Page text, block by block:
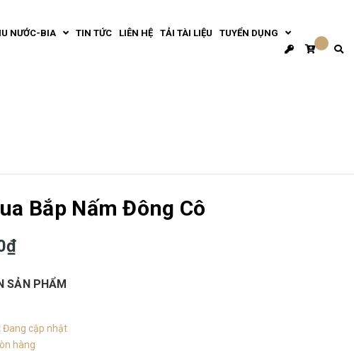
NƯỚC-BIA TIN TỨC LIÊN HỆ TẢI TÀI LIỆU TUYỂN DỤNG
Bắp Nấm Đông Cô
SẢN PHẨM
Đang cập nhật
hàng